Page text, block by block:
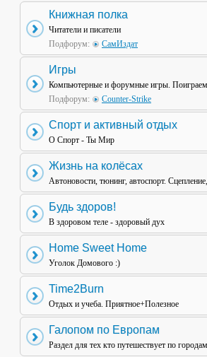
Книжная полка
Читатели и писатели
Подфорум:
СамИздат
Игры
Компьютерные и форумные игры.
Подфорум:
Counter-Strike
Спорт и активный отдых
О Спорт - Ты Мир
Жизнь на колёсах
Автоновости, тюнинг, автоспорт.
Будь здоров!
В здоровом теле - здоровый дух
Home Sweet Home
Уголок Домового :)
Time2Burn
Отдых и учеба. Приятное+Полезное
Галопом по Европам
Раздел для тех кто путешествует по